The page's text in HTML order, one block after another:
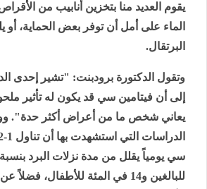
يقوم العديد منا بتخزين أنابيب من
الماء على أمل أن توفر بعض الحماية، أو
البرتقال.
وتقول الدكتورة برودبنت: "تشير إحدى
إلى أن فيتامين سي قد يكون له تأثير
يعاني شخص ما من أعراض أكثر حدة".
للبالغين و14 في المئة للأطفال،